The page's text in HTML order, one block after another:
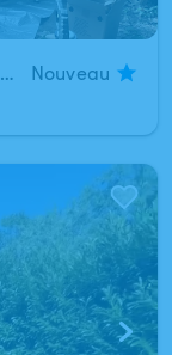
Piscine privée 5.5 m, Trampoline XXL, Ping pong, barbecue et espace détente pour la famille
Nouveau